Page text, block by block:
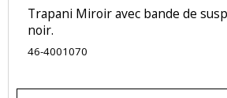
Trapani Miroir avec bande de
noir.
46-4001070